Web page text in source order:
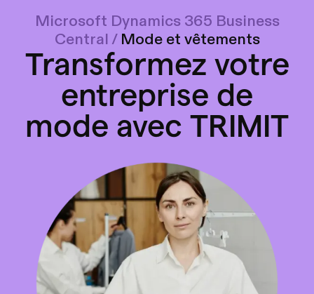
Microsoft Dynamics 365 Business
Central / Mode et vêtements
Transformez votre
entreprise de
mode avec TRIMIT